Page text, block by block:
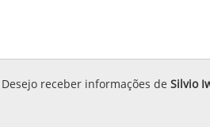
Desejo receber informações de Silvio